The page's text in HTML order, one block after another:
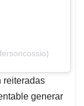
reiteradas
generar